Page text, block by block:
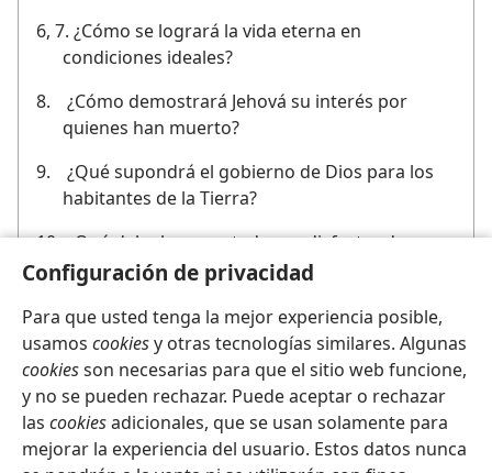
Configuración de privacidad
Para que usted tenga la mejor experiencia posible,
usamos cookiesy otras tecnologías similares. Algunas
cookiesson necesarias para que el sitio web funcione,
y no se pueden rechazar. Puede aceptar o rechazar
las cookiesadicionales, que se usan solamente para
mejorar la experiencia del usuario. Estos datos nunca
6, 7. ¿Cómo se logrará la vida eterna en
condiciones ideales?
8.
¿Cómo demostrará Jehová su interés por
quienes han muerto?
9.
¿Qué supondrá el gobierno de Dios para los
habitantes de la Tierra?
10.¿Qué debe hacer usted para disfrutar de una
vida llena de satisfacción en el Paraíso?
Español Compartir Configuración